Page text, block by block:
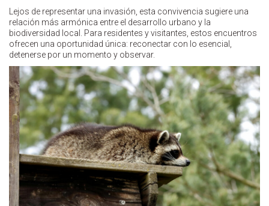
Lejos de representar una invasión, esta convivencia sugiere una
relación más armónica entre el desarrollo urbano y la
biodiversidad local. Para residentes y visitantes, estos encuentros
ofrecen una oportunidad única: reconectar con lo esencial,
detenerse por un momento y observar.